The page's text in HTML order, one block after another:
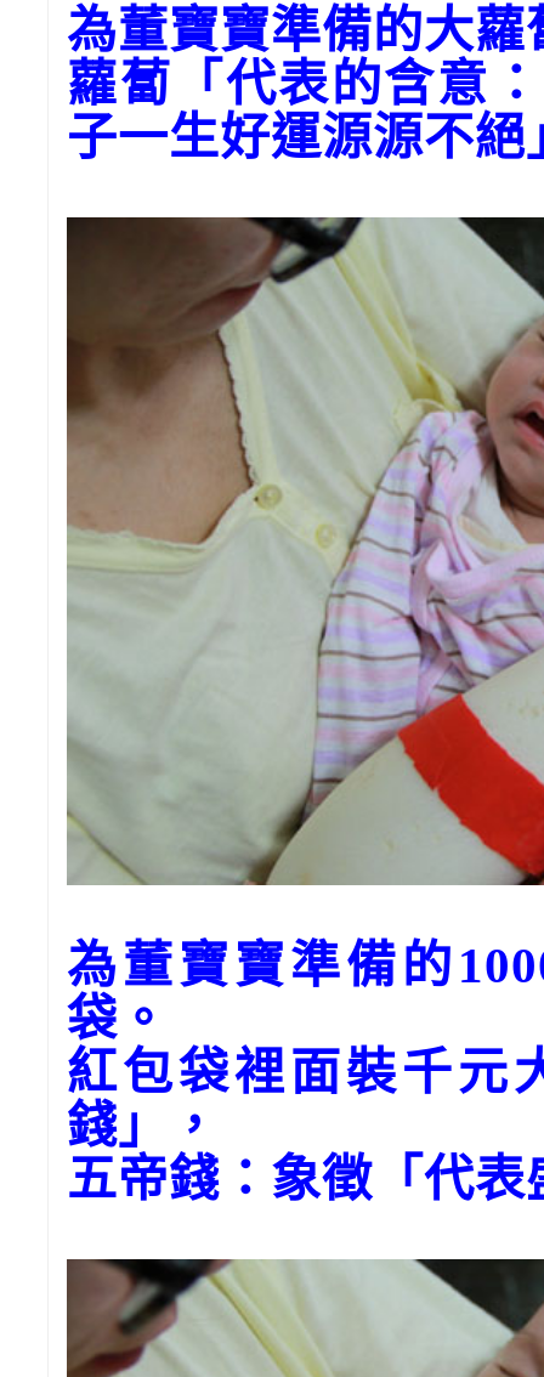
為董寶寶準備的大蘿
蘿蔔「代表的含意
子一生好運源源不絕
為董寶寶準備的
袋。
紅包袋裡面裝千元
錢」，
五帝錢：象徵「代